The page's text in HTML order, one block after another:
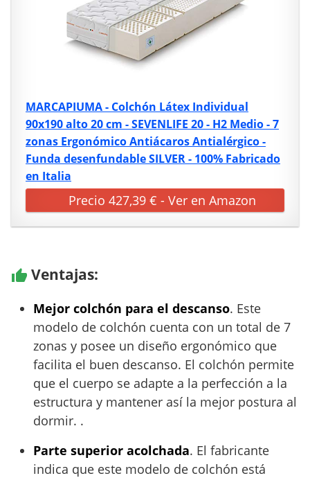
MARCAPIUMA - Colchón Látex Individual
90x190 alto 20 cm - SEVENLIFE 20 - H2 Medio - 7
zonas Ergonómico Antiácaros Antialérgico -
Funda desenfundable SILVER - 100% Fabricado
en Italia
Precio 427,39 € - Ver en Amazon
Ventajas:
Mejor colchón para el descanso. Este
modelo de colchón cuenta con un total de 7
zonas y posee un diseño ergonómico que
facilita el buen descanso. El colchón permite
que el cuerpo se adapte a la perfección a la
estructura y mantener así la mejor postura al
dormir. .
Parte superior acolchada. El fabricante
indica que este modelo de colchón está